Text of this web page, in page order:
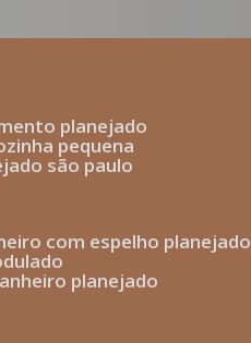
planejado
pequena
são paulo
com espelho planejado
planejado